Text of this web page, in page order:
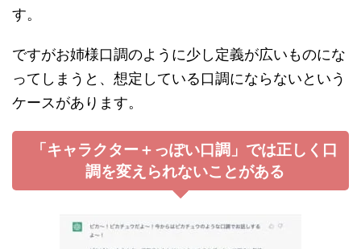
す。
ですがお姉様口調のように少し定義が広いものにな
ってしまうと、想定している口調にならないという
ケースがあります。
「キャラクター＋っぽい口調」では正しく口
調を変えられないことがある